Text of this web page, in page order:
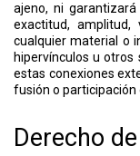
ajeno, ni garantizará
exactitud, amplitud,
cualquier material o
hipervínculos u
estas conexiones
fusión o participación
Derecho